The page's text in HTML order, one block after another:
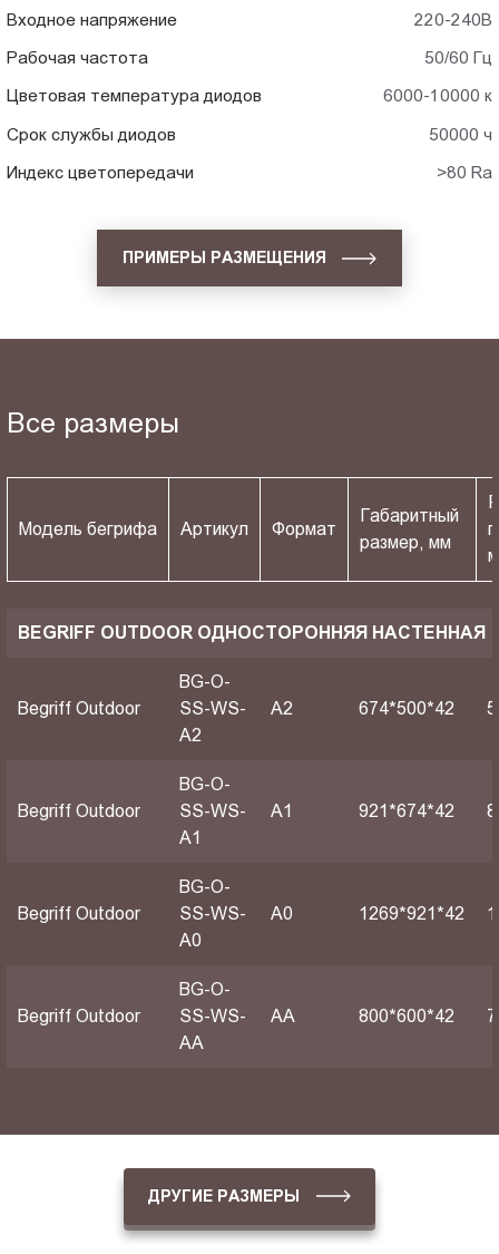
Входное напряжение 220-240В
Рабочая частота 50/60 Гц
Цветовая температура диодов 6000-10000 к
Срок службы диодов 50000 ч
Индекс цветопередачи >80 Ra
ПРИМЕРЫ РАЗМЕЩЕНИЯ
Все размеры
Модель бегрифа Артикул Формат
Габаритный
размер, мм
BEGRIFF OUTDOOR ОДНОСТОРОННЯЯ НАСТЕННАЯ
Begriff Outdoor
BG-O-
SS-WS-
A2
A2 674*500*42
Begriff Outdoor
BG-O-
SS-WS-
A1
A1 921*674*42
Begriff Outdoor
BG-O-
SS-WS-
A0
А0 1269*921*42
Begriff Outdoor
BG-O-
SS-WS-
AA
АА 800*600*42
ДРУГИЕ РАЗМЕРЫ